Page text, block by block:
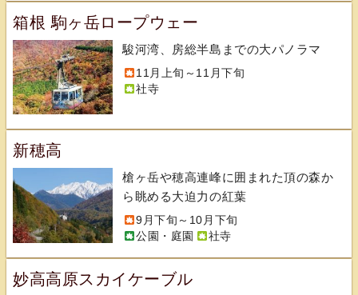
箱根 駒ヶ岳ロープウェー
駿河湾、房総半島までの大パノラマ
11月上旬～11月下旬
社寺
新穂高
槍ヶ岳や穂高連峰に囲まれた頂の森か
ら眺める大迫力の紅葉
9月下旬～10月下旬
公園・庭園
社寺
妙高高原スカイケーブル